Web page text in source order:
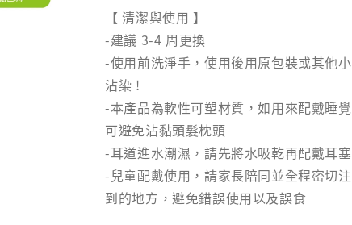
【 清潔與使用 】
-建議 3-4 周更換
-使用前洗淨手，使用後用原包裝或其他
沾染 !
-本產品為軟性可塑材質，如用來配戴睡
可避免沾黏頭髮枕頭
-耳道進水潮濕，請先將水吸乾再配戴耳
-兒童配戴使用，請家長陪同並全程密切
到的地方，避免錯誤使用以及誤食